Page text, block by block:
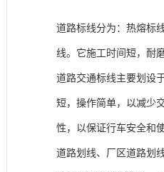
道路标线分为：热熔标
线。它施工时间短，耐
道路交通标线主要划设
短，操作简单，以减少
性，以保证行车安全和
道路划线、厂区道路划